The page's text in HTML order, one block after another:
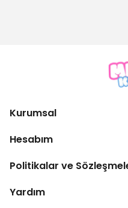
Kurumsal
Hesabım
Politikalar ve
Yardım